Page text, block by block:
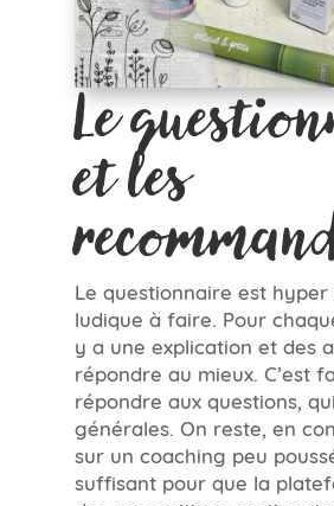
Le
et les
Le questionnaire est
ludique à faire. Pour
y a une explication et des
répondre au mieux. C’est
répondre aux questions,
générales. On reste, en
sur un coaching peu
suffisant pour que la